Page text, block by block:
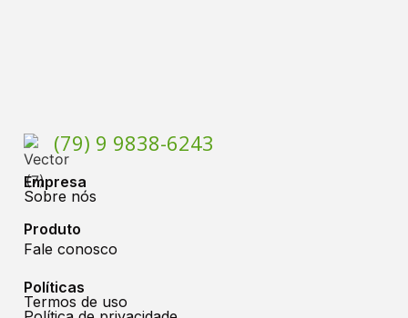
(79) 9 9838-6243
Empresa
Sobre nós
Produto
Fale conosco
Políticas
Termos de uso